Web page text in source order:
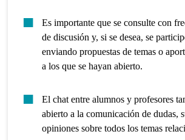
Es importante que se consulte con
de discusión y, si se desea, se
enviando propuestas de temas o
a los que se hayan abierto.
El chat entre alumnos y profesores
abierto a la comunicación de dudas,
opiniones sobre todos los temas